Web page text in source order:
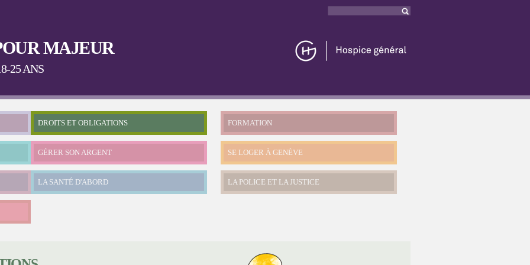
Formulaire
de recherche
Rechercher
MAJEUR
25 ANS
DROITS ET OBLIGATIONS FORMATION
GÉRER SON ARGENT SE LOGER À GENÈVE
LA SANTÉ D'ABORD LA POLICE ET LA JUSTICE